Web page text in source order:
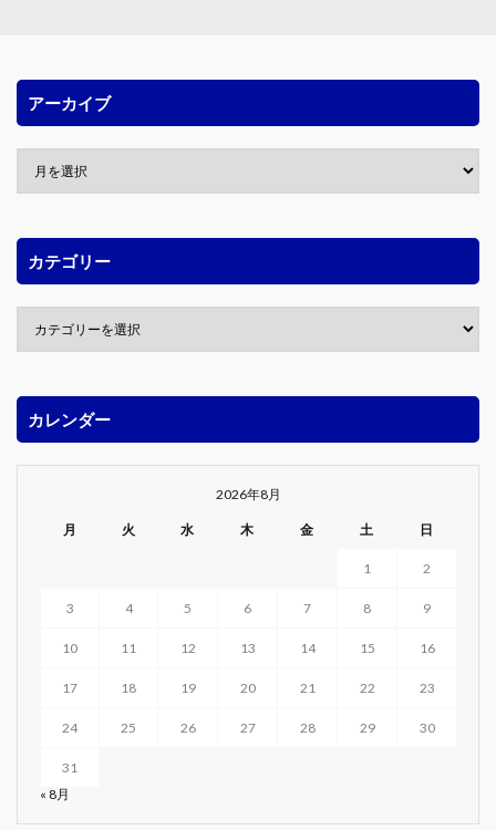
アーカイブ
カテゴリー
カレンダー
2026年8月
月 火 水 木 金 土 日
1 2
3 4 5 6 7 8 9
10 11 12 13 14 15 16
17 18 19 20 21 22 23
24 25 26 27 28 29 30
31
« 8月